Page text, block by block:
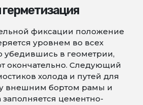
герметизация
фиксации положение
уровнем во всех
убедившись в геометрии,
окончательно. Следующий
холода и путей для
внешним бортом рамы и
цементно-